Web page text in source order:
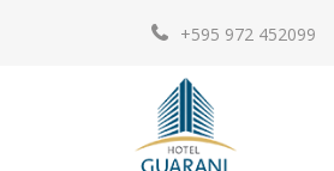
+595 972 452099